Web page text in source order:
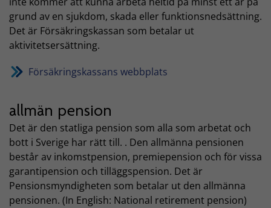
grund av en sjukdom, skada eller funktionsnedsättning.
Det är Försäkringskassan som betalar ut
aktivitetsersättning.
Försäkringskassans webbplats
allmän pension
Det är den statliga pension som alla som arbetat och
bott i Sverige har rätt till. . Den allmänna pensionen
består av inkomstpension, premiepension och för vissa
garantipension och tilläggspension. Det är
Pensionsmyndigheten som betalar ut den allmänna
pensionen. (In English: National retirement pension)